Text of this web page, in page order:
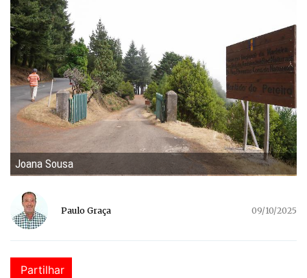
Joana Sousa
Paulo Graça 09/10/2025
Partilhar